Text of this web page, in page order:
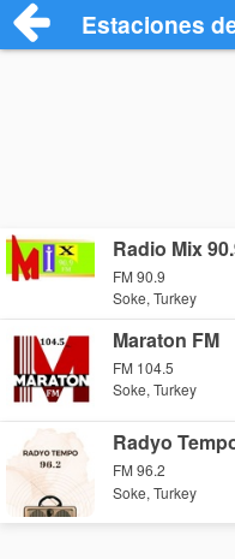
Estaciones
Radio Mix
FM 90.9
Soke, Turkey
Maraton FM
FM 104.5
Soke, Turkey
Radyo
FM 96.2
Soke, Turkey